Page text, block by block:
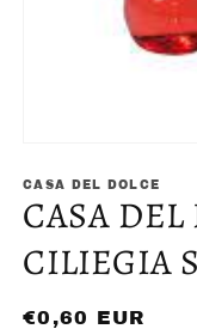
multimediali
1
in
modale
CASA DEL DOLCE
CASA
CILIEGIA
Prezzo
€0,60 EUR